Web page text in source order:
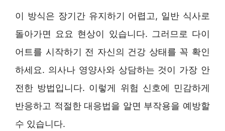
이 방식은 장기간 유지하기 어렵고, 일반 식사로
돌아가면 요요 현상이 있습니다. 그러므로 다이
어트를 시작하기 전 자신의 건강 상태를 꼭 확인
하세요. 의사나 영양사와 상담하는 것이 가장 안
전한 방법입니다. 이렇게 위험 신호에 민감하게
반응하고 적절한 대응법을 알면 부작용을 예방할
수 있습니다.